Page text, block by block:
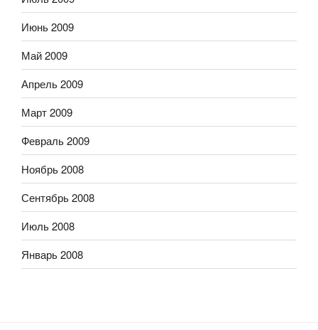
Июнь 2009
Май 2009
Апрель 2009
Март 2009
Февраль 2009
Ноябрь 2008
Сентябрь 2008
Июль 2008
Январь 2008